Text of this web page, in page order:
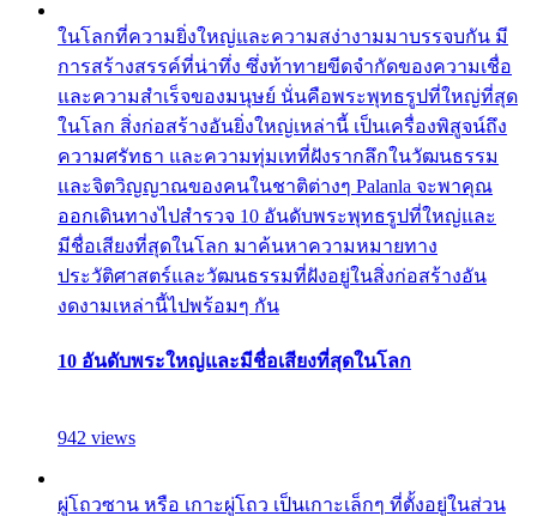
ในโลกที่ความยิ่งใหญ่และความสง่างามมาบรรจบกัน มี
การสร้างสรรค์ที่น่าทึ่ง ซึ่งท้าทายขีดจำกัดของความเชื่อ
และความสำเร็จของมนุษย์ นั่นคือพระพุทธรูปที่ใหญ่ที่สุด
ในโลก สิ่งก่อสร้างอันยิ่งใหญ่เหล่านี้ เป็นเครื่องพิสูจน์ถึง
ความศรัทธา และความทุ่มเทที่ฝังรากลึกในวัฒนธรรม
และจิตวิญญาณของคนในชาติต่างๆ Palanla จะพาคุณ
ออกเดินทางไปสำรวจ 10 อันดับพระพุทธรูปที่ใหญ่และ
มีชื่อเสียงที่สุดในโลก มาค้นหาความหมายทาง
ประวัติศาสตร์และวัฒนธรรมที่ฝังอยู่ในสิ่งก่อสร้างอัน
งดงามเหล่านี้ไปพร้อมๆ กัน
10 อันดับพระใหญ่และมีชื่อเสียงที่สุดในโลก
942 views
ผู่โถวซาน หรือ เกาะผู่โถว เป็นเกาะเล็กๆ ที่ตั้งอยู่ในส่วน